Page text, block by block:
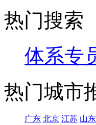
热门搜索
体系专
热门城市
广东 北京 江苏 山东